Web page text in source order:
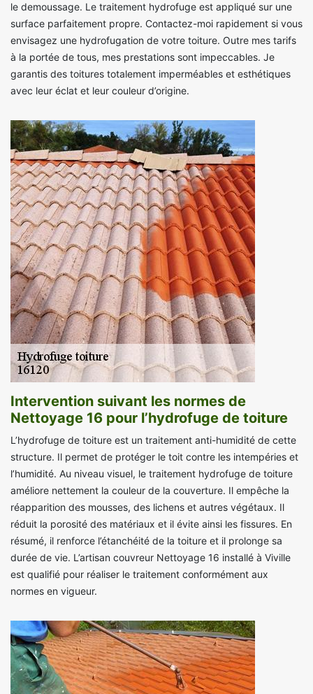
le demoussage. Le traitement hydrofuge est appliqué sur une
surface parfaitement propre. Contactez-moi rapidement si vous
envisagez une hydrofugation de votre toiture. Outre mes tarifs
à la portée de tous, mes prestations sont impeccables. Je
garantis des toitures totalement imperméables et esthétiques
avec leur éclat et leur couleur d’origine.
Intervention suivant les normes de
Nettoyage 16 pour l’hydrofuge de toiture
L’hydrofuge de toiture est un traitement anti-humidité de cette
structure. Il permet de protéger le toit contre les intempéries et
l’humidité. Au niveau visuel, le traitement hydrofuge de toiture
améliore nettement la couleur de la couverture. Il empêche la
réapparition des mousses, des lichens et autres végétaux. Il
réduit la porosité des matériaux et il évite ainsi les fissures. En
résumé, il renforce l’étanchéité de la toiture et il prolonge sa
durée de vie. L’artisan couvreur Nettoyage 16 installé à Viville
est qualifié pour réaliser le traitement conformément aux
normes en vigueur.